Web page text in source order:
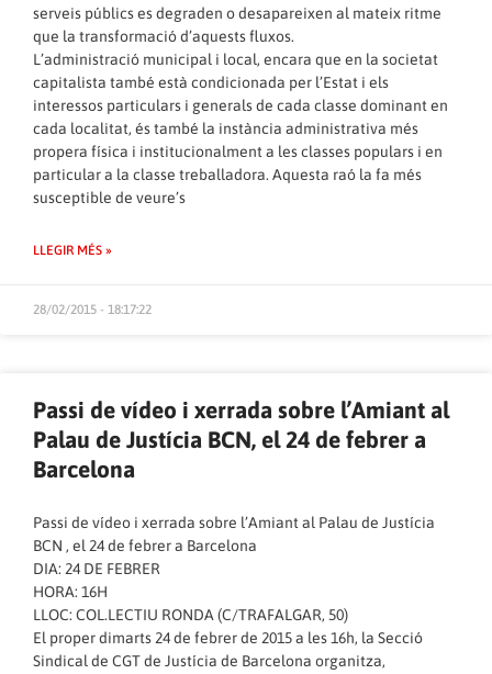
serveis públics es degraden o desapareixen al mateix ritme
que la transformació d’aquests fluxos.
L’administració municipal i local, encara que en la societat
capitalista també està condicionada per l’Estat i els
interessos particulars i generals de cada classe dominant en
cada localitat, és també la instància administrativa més
propera física i institucionalment a les classes populars i en
particular a la classe treballadora. Aquesta raó la fa més
susceptible de veure’s
LLEGIR MÉS »
28/02/2015 - 18:17:22
Passi de vídeo i xerrada sobre l’Amiant al
Palau de Justícia BCN, el 24 de febrer a
Barcelona
Passi de vídeo i xerrada sobre l’Amiant al Palau de Justícia
BCN , el 24 de febrer a Barcelona
DIA: 24 DE FEBRER
HORA: 16H
LLOC: COL.LECTIU RONDA (C/TRAFALGAR, 50)
El proper dimarts 24 de febrer de 2015 a les 16h, la Secció
Sindical de CGT de Justícia de Barcelona organitza,